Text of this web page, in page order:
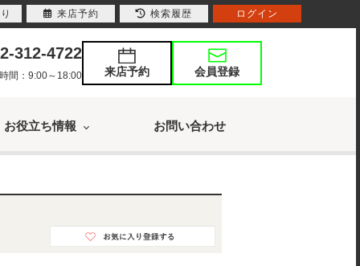
312-4722
間：9:00～18:00 来店予約 会員登録
お役立ち情報 お問い合わせ
来店予約 検索履歴 ログイン